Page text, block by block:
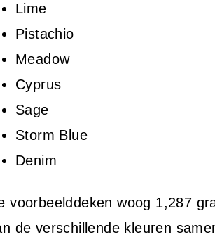
Lime
Pistachio
Meadow
Cyprus
Sage
Storm Blue
Denim
voorbeelddeken woog 1,287
de verschillende kleuren